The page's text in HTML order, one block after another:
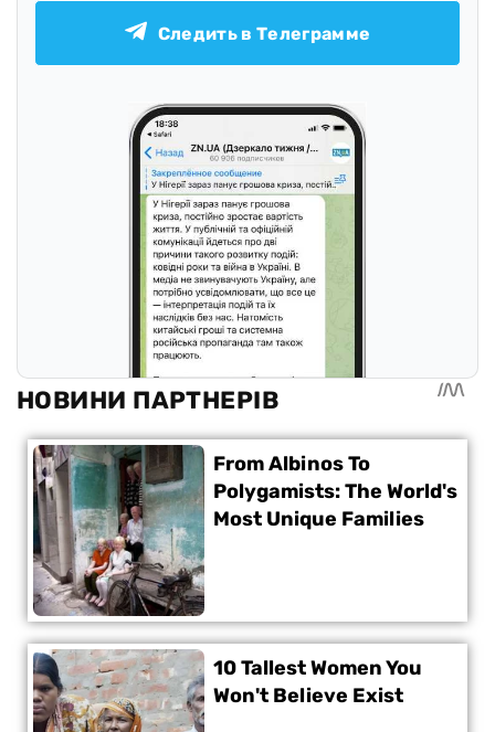
Следить в Телеграмме